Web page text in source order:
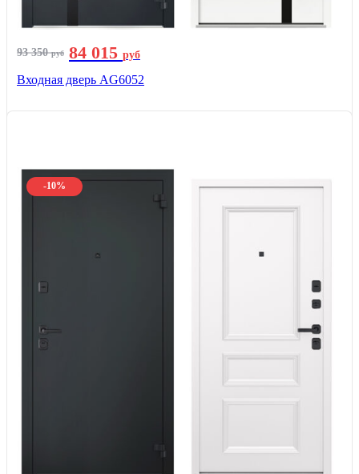
93 350руб 84 015 руб
Входная дверь AG6052
-10%